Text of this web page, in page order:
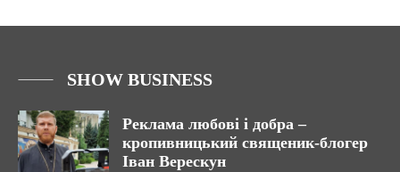
SHOW BUSINESS
Реклама любові і добра –
кропивницький священик-блогер
Іван Верескун